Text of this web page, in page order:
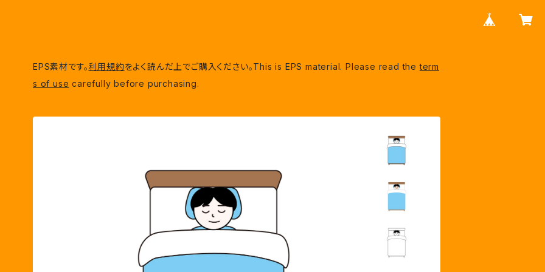
EPS素材です。利用規約をよく読んだ上でご購入ください。This is EPS material. Please read theterm
s of use carefully before purchasing.